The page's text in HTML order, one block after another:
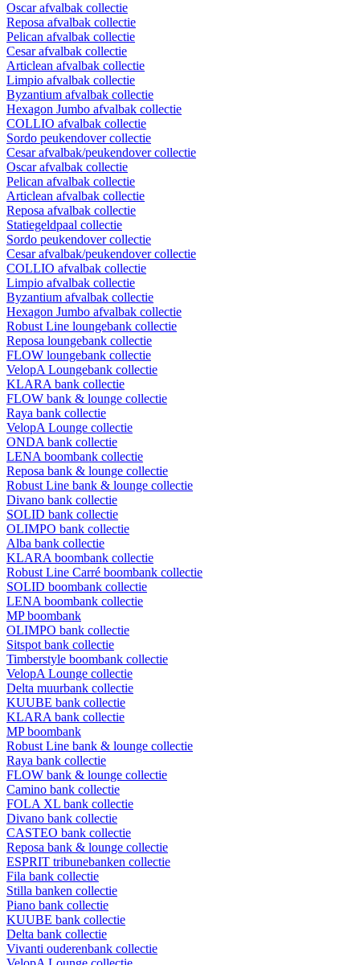
Oscar afvalbak collectie
Reposa afvalbak collectie
Pelican afvalbak collectie
Cesar afvalbak collectie
Articlean afvalbak collectie
Limpio afvalbak collectie
Byzantium afvalbak collectie
Hexagon Jumbo afvalbak collectie
COLLIO afvalbak collectie
Sordo peukendover collectie
Cesar afvalbak/peukendover collectie
Oscar afvalbak collectie
Pelican afvalbak collectie
Articlean afvalbak collectie
Reposa afvalbak collectie
Statiegeldpaal collectie
Sordo peukendover collectie
Cesar afvalbak/peukendover collectie
COLLIO afvalbak collectie
Limpio afvalbak collectie
Byzantium afvalbak collectie
Hexagon Jumbo afvalbak collectie
Robust Line loungebank collectie
Reposa loungebank collectie
FLOW loungebank collectie
VelopA Loungebank collectie
KLARA bank collectie
FLOW bank & lounge collectie
Raya bank collectie
VelopA Lounge collectie
ONDA bank collectie
LENA boombank collectie
Reposa bank & lounge collectie
Robust Line bank & lounge collectie
Divano bank collectie
SOLID bank collectie
OLIMPO bank collectie
Alba bank collectie
KLARA boombank collectie
Robust Line Carré boombank collectie
SOLID boombank collectie
LENA boombank collectie
MP boombank
OLIMPO bank collectie
Sitspot bank collectie
Timberstyle boombank collectie
VelopA Lounge collectie
Delta muurbank collectie
KUUBE bank collectie
KLARA bank collectie
MP boombank
Robust Line bank & lounge collectie
Raya bank collectie
FLOW bank & lounge collectie
Camino bank collectie
FOLA XL bank collectie
Divano bank collectie
CASTEO bank collectie
Reposa bank & lounge collectie
ESPRIT tribunebanken collectie
Fila bank collectie
Stilla banken collectie
Piano bank collectie
KUUBE bank collectie
Delta bank collectie
Vivanti ouderenbank collectie